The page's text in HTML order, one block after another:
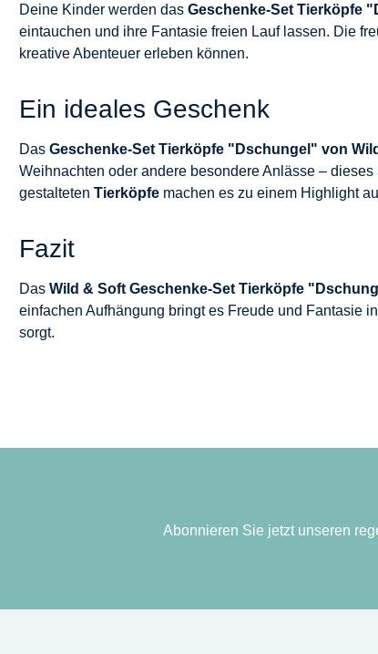
Deine Kinder werden das Geschenke-Set Tierköpfe
eintauchen und ihre Fantasie freien Lauf lassen. Die
kreative Abenteuer erleben können.
Ein ideales Geschenk
Das Geschenke-Set Tierköpfe "Dschungel" von
Weihnachten oder andere besondere Anlässe –
gestalteten Tierköpfe machen es zu einem Highlight
Fazit
Das Wild & Soft Geschenke-Set Tierköpfe
einfachen Aufhängung bringt es Freude und Fantasie
sorgt.
Abonnieren Sie jetzt unseren